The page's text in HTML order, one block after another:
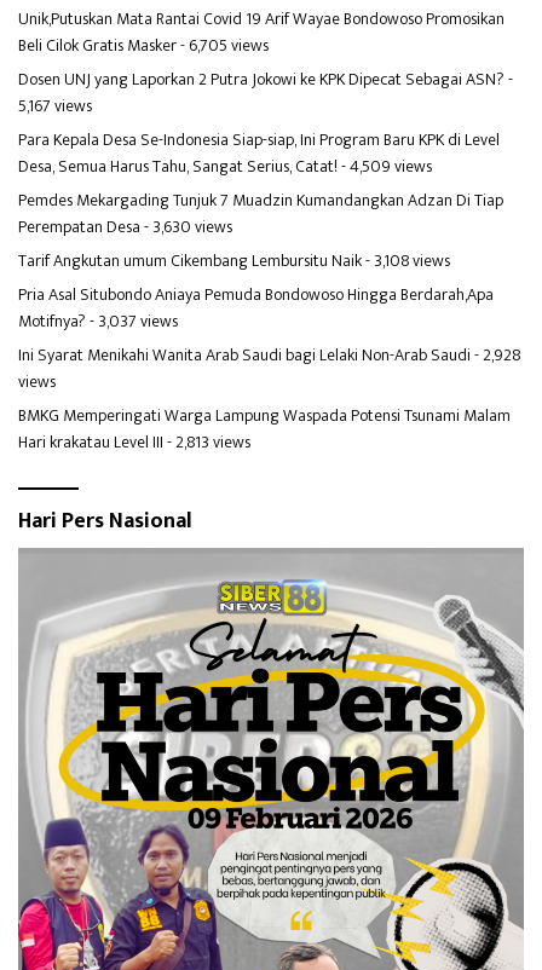
Unik,Putuskan Mata Rantai Covid 19 Arif Wayae Bondowoso Promosikan
Beli Cilok Gratis Masker- 6,705 views
Dosen UNJ yang Laporkan 2 Putra Jokowi ke KPK Dipecat Sebagai ASN?-
5,167 views
Para Kepala Desa Se-Indonesia Siap-siap, Ini Program Baru KPK di Level
Desa, Semua Harus Tahu, Sangat Serius, Catat!- 4,509 views
Pemdes Mekargading Tunjuk 7 Muadzin Kumandangkan Adzan Di Tiap
Perempatan Desa- 3,630 views
Tarif Angkutan umum Cikembang Lembursitu Naik- 3,108 views
Pria Asal Situbondo Aniaya Pemuda Bondowoso Hingga Berdarah,Apa
Motifnya?- 3,037 views
Ini Syarat Menikahi Wanita Arab Saudi bagi Lelaki Non-Arab Saudi- 2,928
views
BMKG Memperingati Warga Lampung Waspada Potensi Tsunami Malam
Hari krakatau Level III- 2,813 views
Hari Pers Nasional